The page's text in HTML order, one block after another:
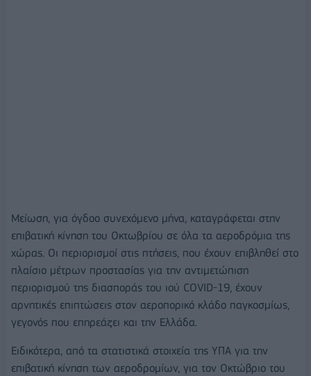
Μείωση, για όγδοο συνεχόμενο μήνα, καταγράφεται στην
επιβατική κίνηση του Οκτωβρίου σε όλα τα αεροδρόμια της
χώρας. Οι περιορισμοί στις πτήσεις, που έχουν επιβληθεί στο
πλαίσιο μέτρων προστασίας για την αντιμετώπιση
περιορισμού της διασποράς του ιού COVID-19, έχουν
αρνητικές επιπτώσεις στον αεροπορικό κλάδο παγκοσμίως,
γεγονός που επηρεάζει και την Ελλάδα.
Ειδικότερα, από τα στατιστικά στοιχεία της ΥΠΑ για την
επιβατική κίνηση των αεροδρομίων, για τον Οκτώβριο του